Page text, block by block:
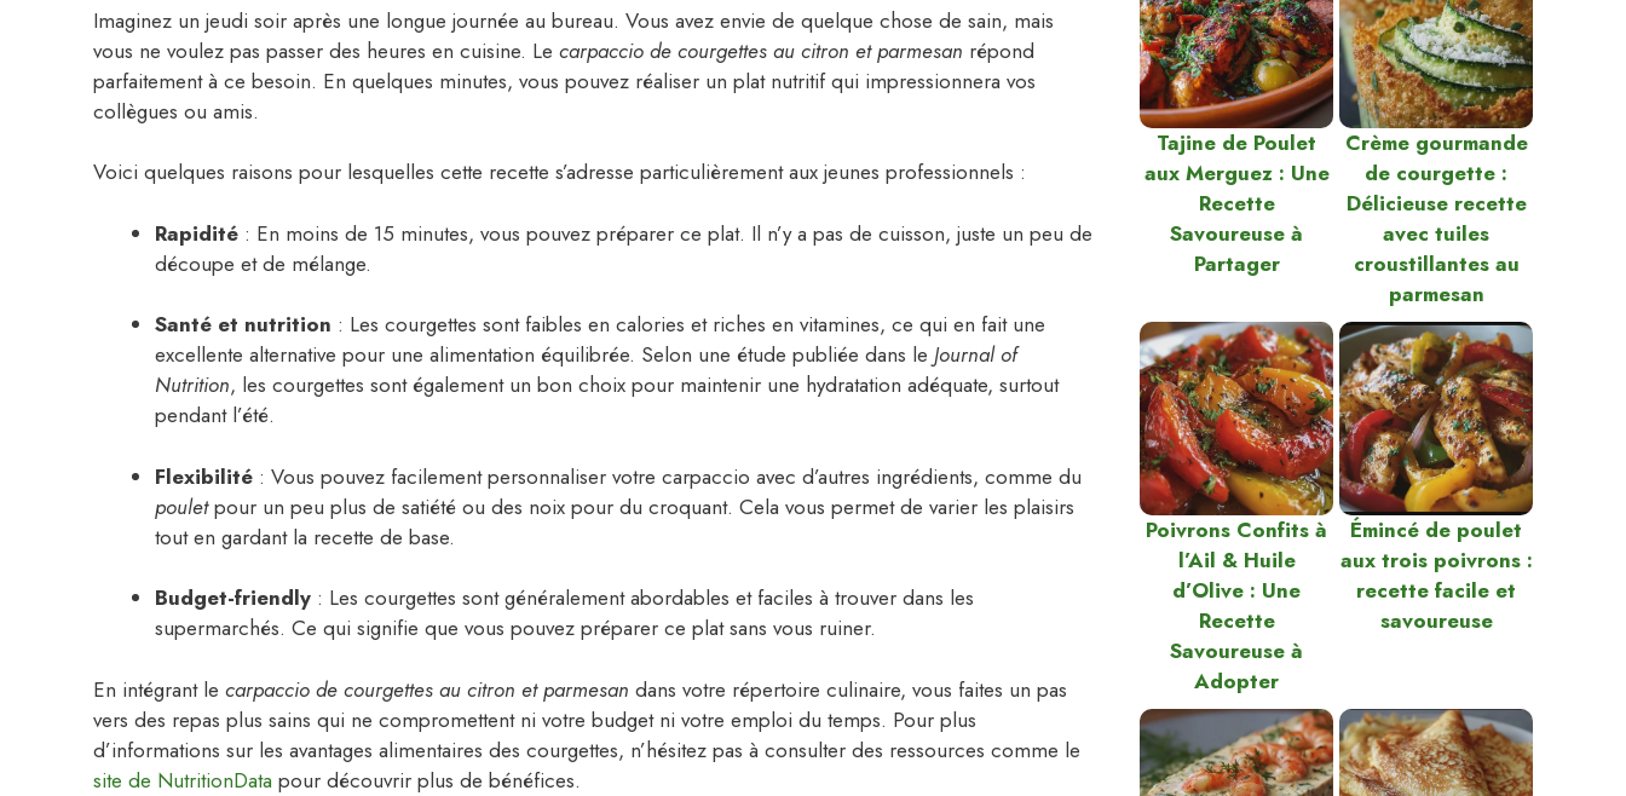
Imaginez un jeudi soir après une longue journée au bureau. Vous avez envie de quelque chose de sain, mais
vous ne voulez pas passer des heures en cuisine. Le carpaccio de courgettes au citron et parmesan répond
parfaitement à ce besoin. En quelques minutes, vous pouvez réaliser un plat nutritif qui impressionnera vos
collègues ou amis.
Voici quelques raisons pour lesquelles cette recette s’adresse particulièrement aux jeunes professionnels :
Rapidité : En moins de 15 minutes, vous pouvez préparer ce plat. Il n’y a pas de cuisson, juste un peu de
découpe et de mélange.
Santé et nutrition : Les courgettes sont faibles en calories et riches en vitamines, ce qui en fait une
excellente alternative pour une alimentation équilibrée. Selon une étude publiée dans le Journal of
Nutrition, les courgettes sont également un bon choix pour maintenir une hydratation adéquate, surtout
pendant l’été.
Flexibilité : Vous pouvez facilement personnaliser votre carpaccio avec d’autres ingrédients, comme du
pouletpour un peu plus de satiété ou des noix pour du croquant. Cela vous permet de varier les plaisirs
tout en gardant la recette de base.
Budget-friendly : Les courgettes sont généralement abordables et faciles à trouver dans les
supermarchés. Ce qui signifie que vous pouvez préparer ce plat sans vous ruiner.
En intégrant le carpaccio de courgettes au citron et parmesan dans votre répertoire culinaire, vous faites un pas
vers des repas plus sains qui ne compromettent ni votre budget ni votre emploi du temps. Pour plus
d’informations sur les avantages alimentaires des courgettes, n’hésitez pas à consulter des ressources comme le
site de NutritionData pour découvrir plus de bénéfices.
Tajine de Poulet
aux Merguez : Une
Recette
Savoureuse à
Partager
Crème gourmande
de courgette :
Délicieuse recette
avec tuiles
croustillantes au
parmesan
Poivrons Confits à
l’Ail & Huile
d’Olive : Une
Recette
Savoureuse à
Adopter
Émincé de poulet
aux trois poivrons :
recette facile et
savoureuse